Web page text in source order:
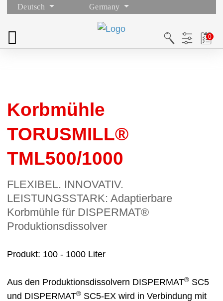
Deutsch Germany
Korbmühle
TORUSMILL®
TML500/1000
FLEXIBEL. INNOVATIV.
LEISTUNGSSTARK: Adaptierbare
Korbmühle für DISPERMAT®
Produktionsdissolver
Produkt 100 - 1000 Liter
Aus den Produktionsdissolvern DISPERMAT® SC5
und DISPERMAT® SC5-EX wird in Verbindung mit